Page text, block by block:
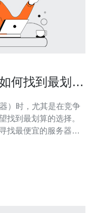
何找到最划算
）时，尤其是在竞争
找到最划算的选择。
找最便宜的服务器并
各种选择，以便找到